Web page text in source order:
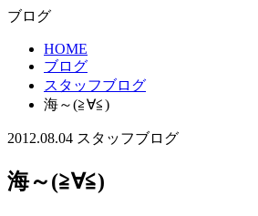
ブログ
HOME
ブログ
スタッフブログ
海～(≧∀≦)
2012.08.04 スタッフブログ
海～(≧∀≦)